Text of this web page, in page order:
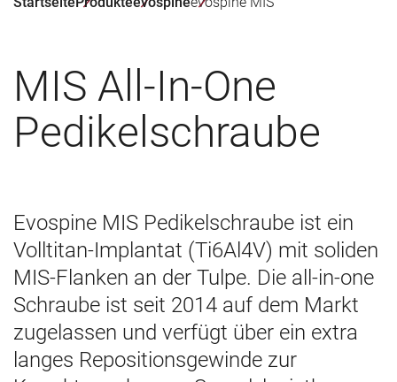
MIS All-In-One
Pedikelschraube
Evospine MIS Pedikelschraube ist ein
Volltitan-Implantat (Ti6Al4V) mit soliden
MIS-Flanken an der Tulpe. Die all-in-one
Schraube ist seit 2014 auf dem Markt
zugelassen und verfügt über ein extra
langes Repositionsgewinde zur